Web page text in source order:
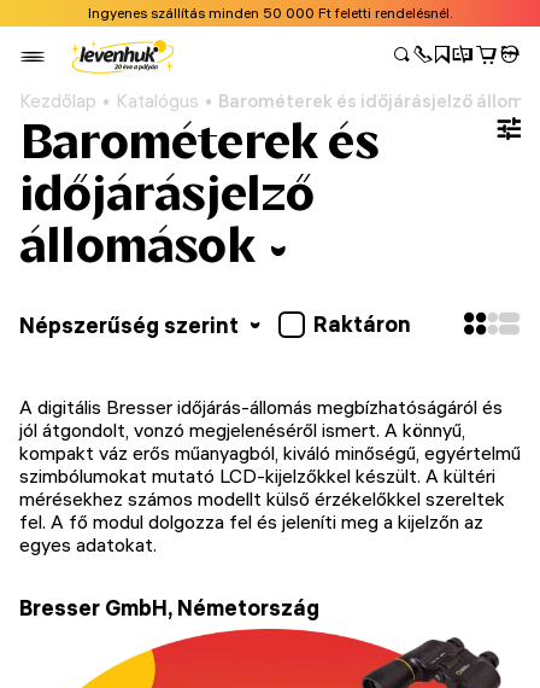
Ingyenes szállítás minden 50 000 Ft feletti rendelésnél.
Kezdőlap Katalógus Barométerek és időjárásjelző
Barométerek és
időjárásjelző
állomások
Népszerűség szerint Raktáron
A digitális Bresser időjárás-állomás megbízhatóságáról és
jól átgondolt, vonzó megjelenéséről ismert. A könnyű,
kompakt váz erős műanyagból, kiváló minőségű, egyértelmű
szimbólumokat mutató LCD-kijelzőkkel készült. A kültéri
mérésekhez számos modellt külső érzékelőkkel szereltek
fel. A fő modul dolgozza fel és jeleníti meg a kijelzőn az
egyes adatokat.
Bresser GmbH, Németország